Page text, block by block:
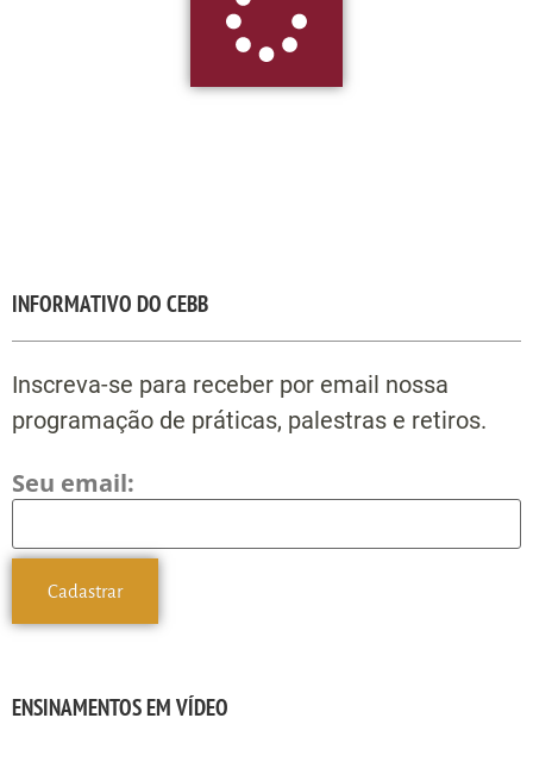
INFORMATIVO DO CEBB
Inscreva-se para receber por email nossa
programação de práticas, palestras e retiros.
Seu email:
ENSINAMENTOS EM VÍDEO